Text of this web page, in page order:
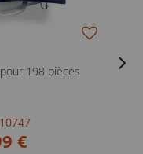
198 pièces
€